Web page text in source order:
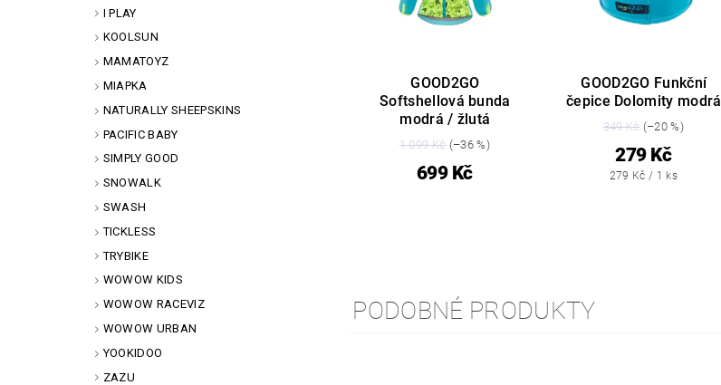
I PLAY
KOOLSUN
MAMATOYZ
MIAPKA
NATURALLY SHEEPSKINS
PACIFIC BABY
SIMPLY GOOD
SNOWALK
SWASH
TICKLESS
TRYBIKE
WOWOW KIDS
WOWOW RACEVIZ
WOWOW URBAN
YOOKIDOO
ZAZU
GOOD2GO
Softshellová bunda
modrá / žlutá
1 099 Kč (–36 %)
699 Kč
GOOD2GO Funkční
čepice Dolomity modrá
349 Kč(–20 %)
279 Kč
279 Kč / 1 ks
PODOBNÉ PRODUKTY